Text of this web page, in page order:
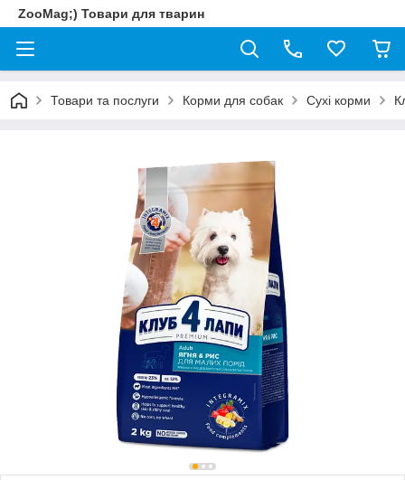
ZooMag;) Товари для тварин
Товари та послуги Корми для собак Сухі корми